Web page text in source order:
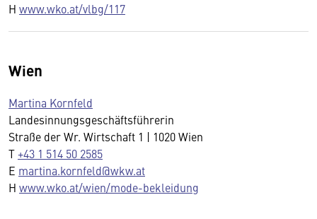
H www.wko.at/vlbg/117
Wien
Martina Kornfeld
Landesinnungsgeschäftsführerin
Straße der Wr. Wirtschaft 1 | 1020 Wien
T+43 1 514 50 2585
E martina.kornfeld@wkw.at
H www.wko.at/wien/mode-bekleidung